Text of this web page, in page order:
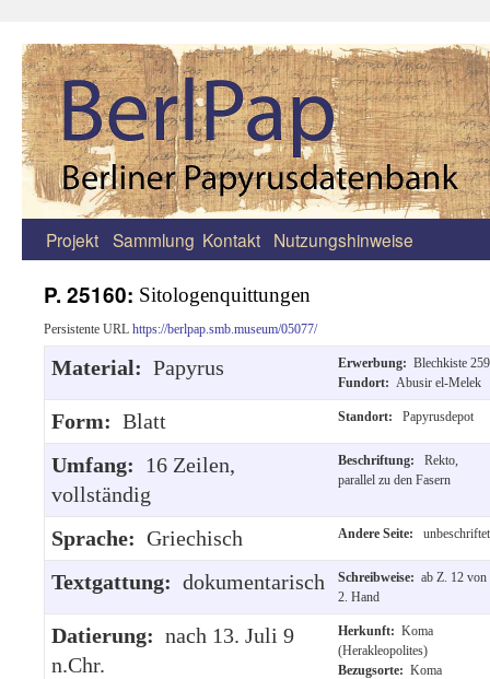
Zum
springen
Projekt Sammlung Kontakt Nutzungshinweise
P. 25160: Sitologenquittungen
Persistente URL https://berlpap.smb.museum/05077/
Material: Papyrus Erwerbung: Blechkiste
Fundort: Abusir el-Melek
Form: Blatt Standort: Papyrusdepot
Umfang: 16 Zeilen,
vollständig
Beschriftung:
Rekto,
parallel zu den Fasern
Sprache: Griechisch Andere Seite: unbeschriftet
Textgattung: dokumentarisch Schreibweise: ab Z. 12 von
2. Hand
Datierung: nach 13. Juli 9
n.Chr.
Herkunft: Koma
(Herakleopolites)
Bezugsorte: Koma